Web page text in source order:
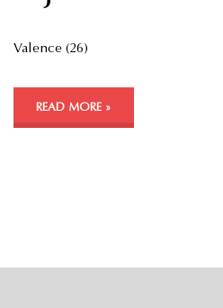
Valence (26)
READ MORE »